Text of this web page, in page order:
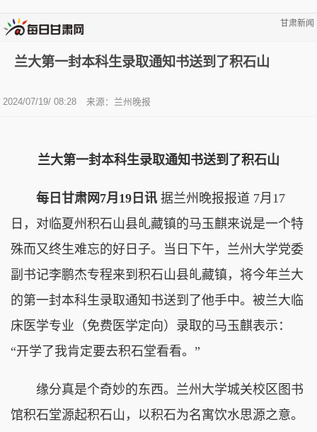
甘肃新闻
兰大第一封本科生录取通知书送到了积石山
2024/07/19/ 08:28 来源：兰州晚报
兰大第一封本科生录取通知书送到了积石山
每日甘肃网7月19日讯 据兰州晚报报道 7月17
日，对临夏州积石山县癿藏镇的马玉麒来说是一个特
殊而又终生难忘的好日子。当日下午，兰州大学党委
副书记李鹏杰专程来到积石山县癿藏镇，将今年兰大
的第一封本科生录取通知书送到了他手中。被兰大临
床医学专业（免费医学定向）录取的马玉麒表示：
“开学了我肯定要去积石堂看看。”
缘分真是个奇妙的东西。兰州大学城关校区图书
馆积石堂源起积石山，以积石为名寓饮水思源之意。